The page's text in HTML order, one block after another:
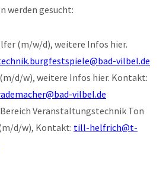
werden gesucht:
(m/w/d), weitere Infos hier.
vilbel.de
d/w), weitere Infos hier. Kontakt:
vilbel.de
Veranstaltungstechnik Ton
d/w), Kontakt: till-helfrich@t-